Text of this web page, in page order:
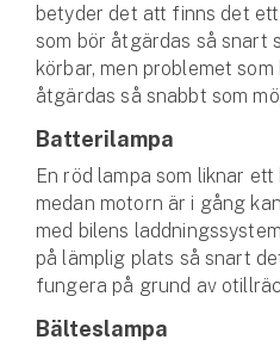
betyder det att finns det
som bör åtgärdas så snart
körbar, men problemet
åtgärdas så snabbt som
Batterilampa
En röd lampa som liknar
medan motorn är i gång
med bilens
på lämplig plats så snart
fungera på grund av
Bälteslampa